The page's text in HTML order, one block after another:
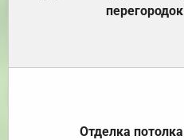
перегородок
Отделка потолка